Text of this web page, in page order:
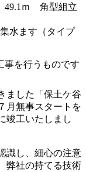
49.1ｍ 角型組立
水ます（タイプ
事を行うものです
ました「保土ケ谷
月無事スタートを
竣工いたしまし
識し、細心の注意
弊社の持てる技術